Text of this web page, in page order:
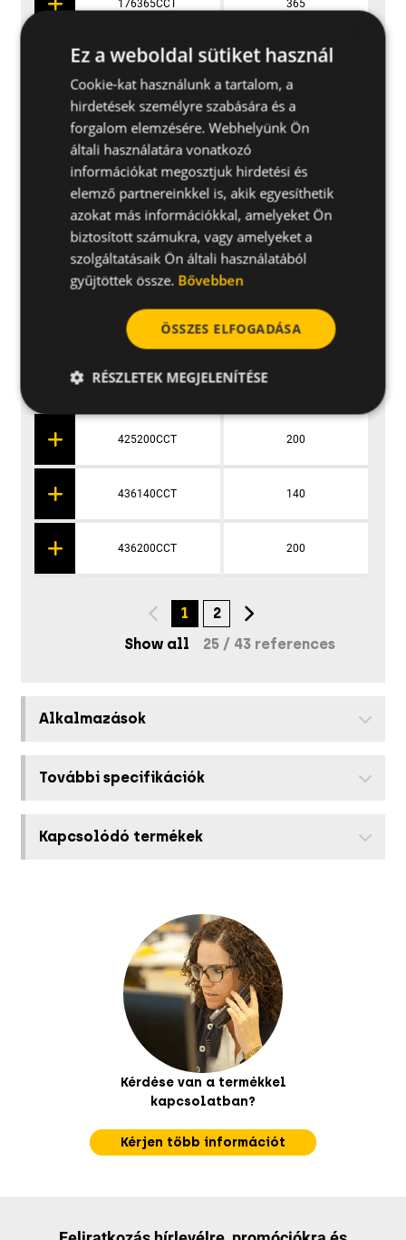
176365CCT
176450CCT
188760CCT
190810CCT
1126530CCT
11261030CCT
425100CCT
425150CCT
425200CCT
436140CCT
436200CCT
365
450
760
810
530
100
200
140
200
A 1 2 t
Show all 25 / 43 references
Alkalmazások
További specifikációk
Kapcsolódó termékek
Kérdése van a termékkel
kapcsolatban?
Kérjen több információt
Ez a weboldal sütiket használ
Cookie-kat használunk a tartalom, a
hirdetések személyre szabására és a
forgalom elemzésére. Webhelyünk Ön
általi használatára vonatkozó
információkat megosztjuk hirdetési és
elemző partnereinkkel is, akik egyesíthetik
azokat más információkkal, amelyeket Ön
biztosított számukra, vagy amelyeket a
szolgáltatásaik Ön általi használatából
gyűjtöttek össze. Bővebben
ÖSSZES ELFOGADÁSA
RÉSZLETEK MEGJELENÍTÉSE